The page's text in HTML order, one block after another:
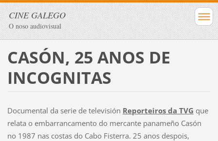
CINE GALEGO
O noso audiovisual
CASÓN, 25 ANOS DE
INCOGNITAS
Documental da serie de televisión Reporteiros da TVG que
relata o embarrancamento do mercante panameño Casón
no 1987 nas costas do Cabo Fisterra. 25 anos despois,